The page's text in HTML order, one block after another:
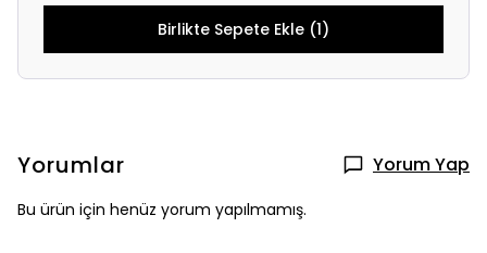
Birlikte Sepete Ekle (1)
Yorumlar Yorum Yap
Bu ürün için henüz yorum yapılmamış.